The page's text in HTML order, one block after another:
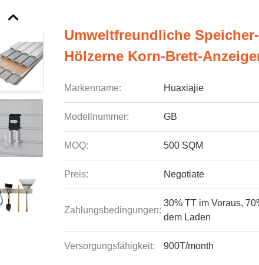
Umweltfreundliche
Hölzerne Korn-Brett-
Markenname: Huaxiajie
Modellnummer: GB
MOQ: 500 SQM
Preis: Negotiate
Zahlungsbedingungen:
30% TT im Voraus,
dem Laden
Versorgungsfähigkeit: 900T/month